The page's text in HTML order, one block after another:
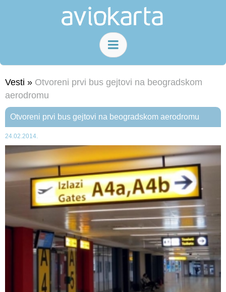
Vesti » Otvoreni prvi bus gejtovi na beogradskom
aerodromu
Otvoreni prvi bus gejtovi na beogradskom aerodromu
24.02.2014.